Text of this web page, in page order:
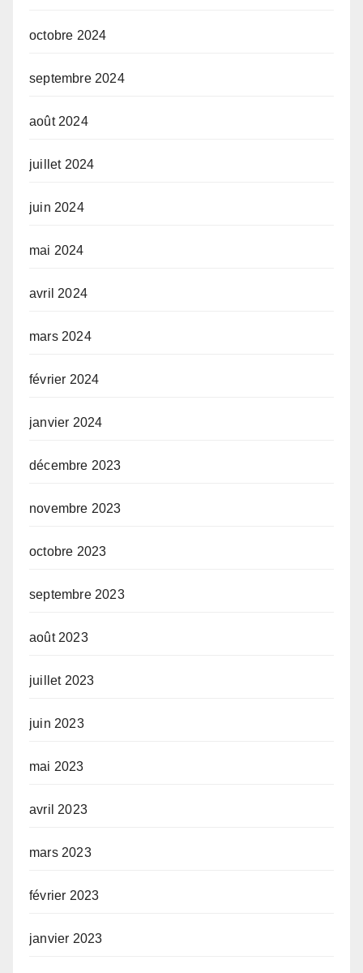
octobre 2024
septembre 2024
août 2024
juillet 2024
juin 2024
mai 2024
avril 2024
mars 2024
février 2024
janvier 2024
décembre 2023
novembre 2023
octobre 2023
septembre 2023
août 2023
juillet 2023
juin 2023
mai 2023
avril 2023
mars 2023
février 2023
janvier 2023